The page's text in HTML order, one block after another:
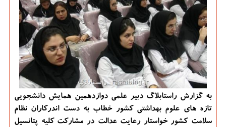
به گزارش راستابلاگ دبیر علمی دوازدهمین همایش دانشجویی
تازه های علوم بهداشتی كشور خطاب به دست اندركاران نظام
سلامت كشور خواستار رعایت عدالت در مشاركت كلیه پتانسیل